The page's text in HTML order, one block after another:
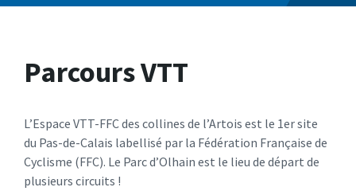
Parcours VTT
L’Espace VTT-FFC des collines de l’Artois est le 1er site
du Pas-de-Calais labellisé par la Fédération Française de
Cyclisme (FFC). Le Parc d’Olhain est le lieu de départ de
plusieurs circuits !